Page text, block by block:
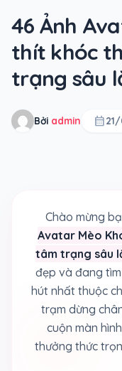
46 Ảnh
thít khóc
trạng sâu
Bởi admin calendar_month
Chào mừng
Avatar Mèo
tâm trạng sâu
đẹp và đang
hút nhất thuộc
trạm dừng
cuộn màn
thưởng thức